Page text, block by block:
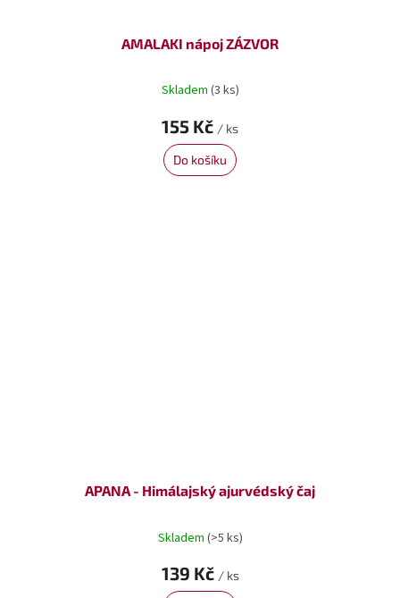
AMALAKI nápoj ZÁZVOR
Skladem (3 ks)
155 Kč / ks
Do košíku
APANA - Himálajský ajurvédský čaj
Skladem (>5 ks)
139 Kč / ks